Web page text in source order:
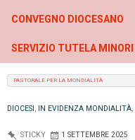
CONVEGNO DIOCESANO
SERVIZIO TUTELA MINORI
PASTORALE PER LA MONDIALITÀ
DIOCESI IN EVIDENZA MONDIALITÀ
STICKY 1 SETTEMBRE 2025